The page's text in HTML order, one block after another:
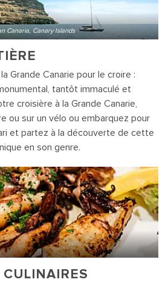
Canaria, Canary Islands
Grande Canarie pour le croire :
tantôt immaculé et
croisière à la Grande Canarie,
ou sur un vélo ou embarquez pour
et partez à la découverte de cette
en son genre.